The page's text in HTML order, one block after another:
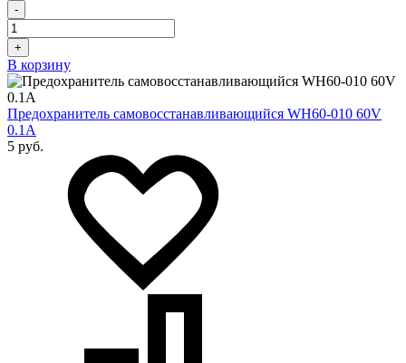
-
+
В корзину
Предохранитель самовосстанавливающийся WH60-010 60V
0.1A
5 руб.